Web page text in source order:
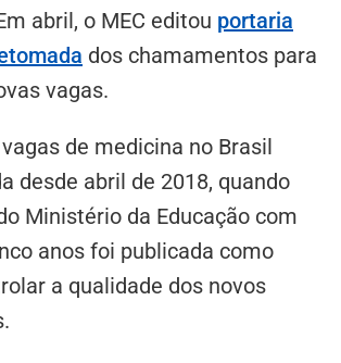
abril, o MEC editou portaria
dos chamamentos para
vagas.
de medicina no Brasil
desde abril de 2018, quando
Ministério da Educação com
anos foi publicada como
a qualidade dos novos